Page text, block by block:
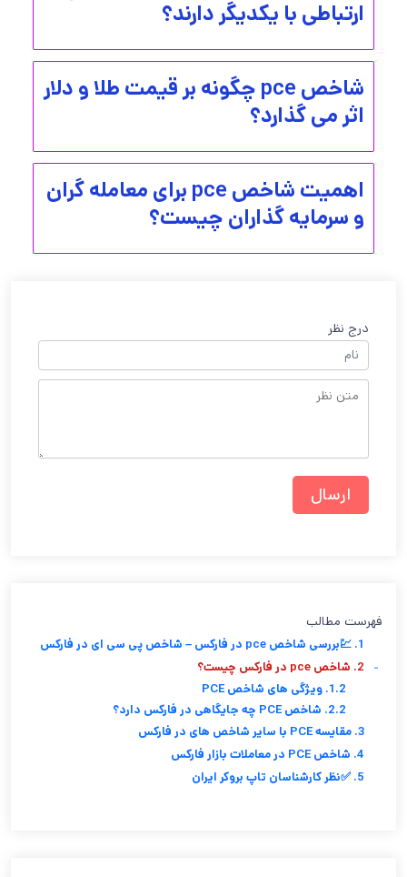
ارتباطی با یکدیگر دارند؟
شاخص pce چگونه بر قیمت طلا و دلار
اثر می گذارد؟
اهمیت شاخص pce برای معامله گران
و سرمایه گذاران چیست؟
درج نظر
فهرست مطالب
1. 💹بررسی شاخص pce در فارکس – شاخص پی سی ای در فارکس
2. شاخص pce در فارکس چیست؟
-
1.2. ویژگی های شاخص PCE
2.2. شاخص PCE چه جایگاهی در فارکس دارد؟
3. مقایسه PCE با سایر شاخص های در فارکس
4. شاخص PCE در معاملات بازار فارکس
5. ✅نظر کارشناسان تاپ بروکر ایران